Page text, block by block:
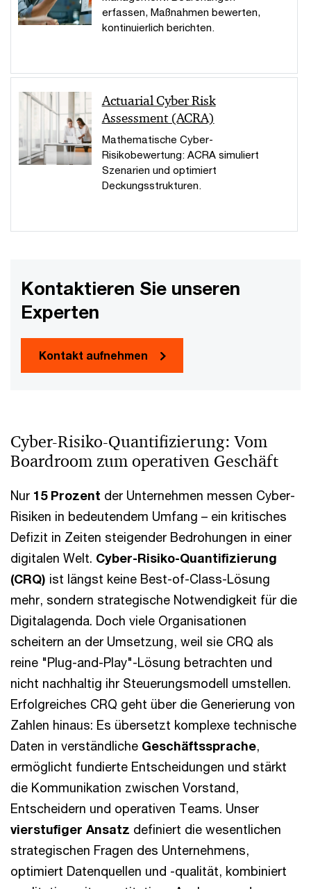
erfassen, Maßnahmen bewerten,
kontinuierlich berichten.
Actuarial Cyber Risk
Assessment (ACRA)
Mathematische Cyber-
Risikobewertung: ACRA simuliert
Szenarien und optimiert
Deckungsstrukturen.
Kontaktieren Sie unseren
Experten
Kontakt aufnehmen
Cyber-Risiko-Quantifizierung: Vom
Boardroom zum operativen Geschäft
Nur 15 Prozent der Unternehmen messen Cyber-
Risiken in bedeutendem Umfang – ein kritisches
Defizit in Zeiten steigender Bedrohungen in einer
digitalen Welt. Cyber-Risiko-Quantifizierung
(CRQ) ist längst keine Best-of-Class-Lösung
mehr, sondern strategische Notwendigkeit für die
Digitalagenda. Doch viele Organisationen
scheitern an der Umsetzung, weil sie CRQ als
reine "Plug-and-Play"-Lösung betrachten und
nicht nachhaltig ihr Steuerungsmodell umstellen.
Erfolgreiches CRQ geht über die Generierung von
Zahlen hinaus: Es übersetzt komplexe technische
Daten in verständliche Geschäftssprache,
ermöglicht fundierte Entscheidungen und stärkt
die Kommunikation zwischen Vorstand,
Entscheidern und operativen Teams. Unser
vierstufiger Ansatz definiert die wesentlichen
strategischen Fragen des Unternehmens,
optimiert Datenquellen und -qualität, kombiniert